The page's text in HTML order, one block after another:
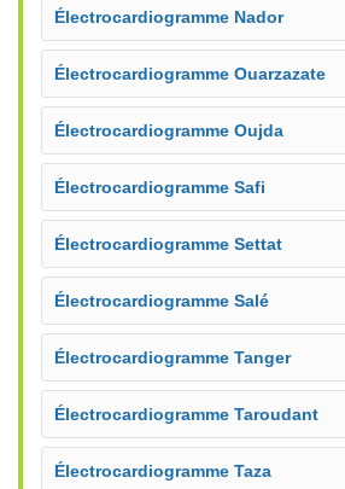
Électrocardiogramme Nador
Électrocardiogramme Ouarzazate
Électrocardiogramme Oujda
Électrocardiogramme Safi
Électrocardiogramme Settat
Électrocardiogramme Salé
Électrocardiogramme Tanger
Électrocardiogramme Taroudant
Électrocardiogramme Taza